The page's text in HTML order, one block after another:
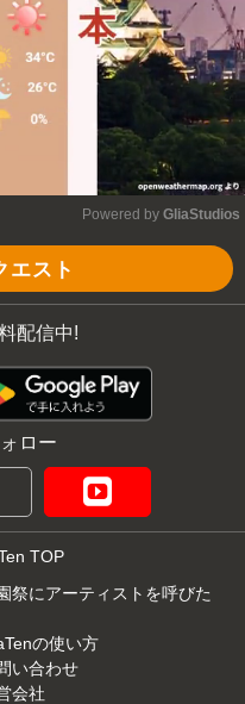
Powered by GliaStudios
エスト
配信中!
ロー
TOP
祭にアーティストを呼びた
の使い方
い合わせ
会社